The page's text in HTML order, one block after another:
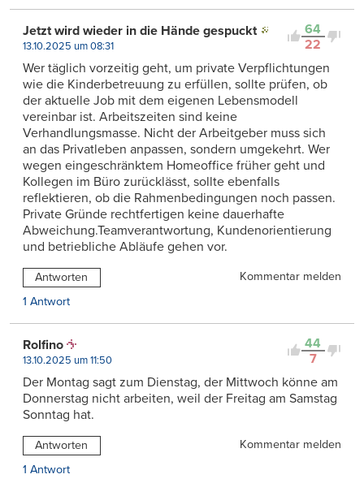
64
22
Jetzt wird wieder in die Hände gespuckt
13.10.2025 um 08:31
Wer täglich vorzeitig geht, um private Verpflichtungen
wie die Kinderbetreuung zu erfüllen, sollte prüfen, ob
der aktuelle Job mit dem eigenen Lebensmodell
vereinbar ist. Arbeitszeiten sind keine
Verhandlungsmasse. Nicht der Arbeitgeber muss sich
an das Privatleben anpassen, sondern umgekehrt. Wer
wegen eingeschränktem Homeoffice früher geht und
Kollegen im Büro zurücklässt, sollte ebenfalls
reflektieren, ob die Rahmenbedingungen noch passen.
Private Gründe rechtfertigen keine dauerhafte
Abweichung.Teamverantwortung, Kundenorientierung
und betriebliche Abläufe gehen vor.
Antworten
Kommentar melden
1 Antwort
44
7
Rolfino
13.10.2025 um 11:50
Der Montag sagt zum Dienstag, der Mittwoch könne am
Donnerstag nicht arbeiten, weil der Freitag am Samstag
Sonntag hat.
Antworten
Kommentar melden
1 Antwort